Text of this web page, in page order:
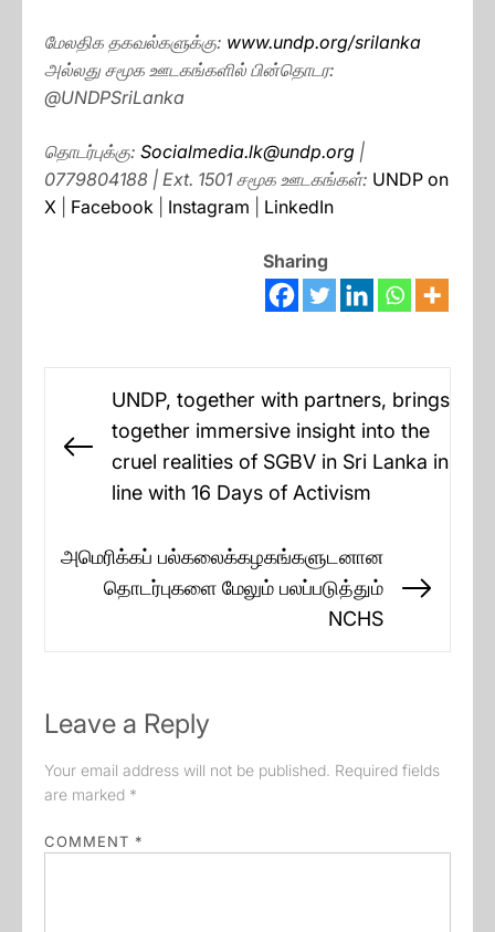
மேலதிக தகவல்களுக்கு: www.undp.org/srilanka
அல்லது சமூக ஊடகங்களில் பின்தொடர:
@UNDPSriLanka
தொடர்புக்கு: Socialmedia.lk@undp.org |
0779804188 | Ext. 1501 சமூக ஊடகங்கள்: UNDP on
X
Facebook Instagram LinkedIn
Sharing
navigation
Previous
UNDP, together with partners, brings
together immersive insight into the
cruel realities of SGBV in Sri Lanka in
line with 16 Days of Activism
அமெரிக்கப் பல்கலைக்கழகங்களுடனான
தொடர்புகளை மேலும் பலப்படுத்தும்
NCHS
Leave a Reply
Your email address will not be published. Required fields
are marked *
COMMENT *